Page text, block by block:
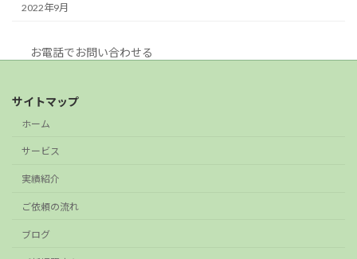
2022年9月
お電話でお問い合わせる
サイトマップ
ホーム
サービス
実績紹介
ご依頼の流れ
ブログ